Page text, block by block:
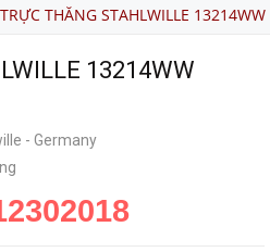
THĂNG STAHLWILLE 13214WW
13214WW
- Germany